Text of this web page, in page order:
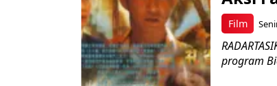
Film
program